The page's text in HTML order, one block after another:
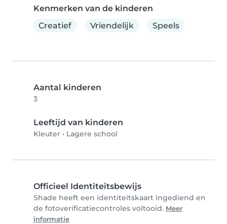
Kenmerken van de kinderen
Creatief
Vriendelijk Speels
Aantal kinderen
3
Leeftijd van kinderen
Kleuter • Lagere school
Officieel Identiteitsbewijs
Shade heeft een identiteitskaart ingediend en
de fotoverificatiecontroles voltooid. Meer
informatie